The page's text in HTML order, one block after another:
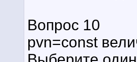
Вопрос 10
pvn=const